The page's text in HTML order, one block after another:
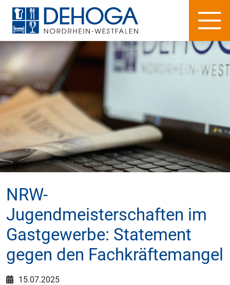
NRW-
Jugendmeisterschaften im
Gastgewerbe: Statement
gegen den Fachkräftemangel
15.07.2025